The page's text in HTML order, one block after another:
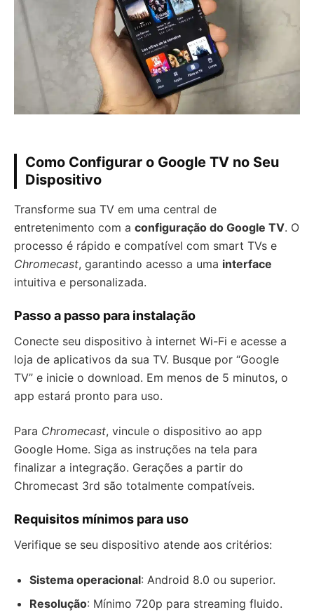
Como Configurar o Google TV no Seu
Dispositivo
Transforme sua TV em uma central de
entretenimento com a configuração do Google TV. O
processo é rápido e compatível com smart TVs e
Chromecast, garantindo acesso a uma interface
intuitiva e personalizada.
Passo a passo para instalação
Conecte seu dispositivo à internet Wi-Fi e acesse a
loja de aplicativos da sua TV. Busque por “Google
TV” e inicie o download. Em menos de 5 minutos, o
app estará pronto para uso.
Para Chromecast, vincule o dispositivo ao app
Google Home. Siga as instruções na tela para
finalizar a integração. Gerações a partir do
Chromecast 3rd são totalmente compatíveis.
Requisitos mínimos para uso
Verifique se seu dispositivo atende aos critérios:
Sistema operacional: Android 8.0 ou superior.
Resolução: Mínimo 720p para streaming fluido.